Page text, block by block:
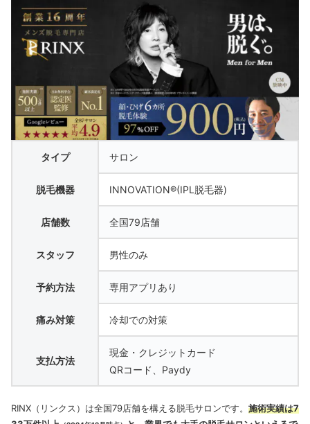
タイプ サロン
脱毛機器 INNOVATION®(IPL脱毛器)
店舗数 全国79店舗
スタッフ 男性のみ
予約方法 専用アプリあり
痛み対策 冷却での対策
支払方法
現金・クレジットカード
QRコード、Paydy
RINX（リンクス）は全国79店舗を構える脱毛サロンです。 施術実績は7